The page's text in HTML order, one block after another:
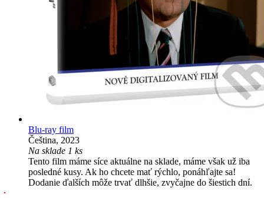
Blu-ray film
Čeština, 2023
Na sklade 1 ks
Tento film máme síce aktuálne na sklade, máme však už iba
posledné kusy. Ak ho chcete mať rýchlo, ponáhľajte sa!
Dodanie ďalších môže trvať dlhšie, zvyčajne do šiestich dní.